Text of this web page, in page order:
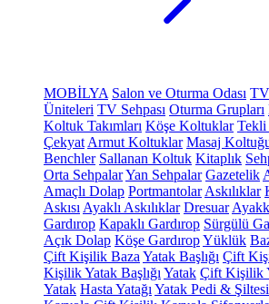
MOBİLYA Salon ve Oturma Odası TV
Üniteleri TV Sehpası Oturma Grupları
Koltuk Takımları Köşe Koltuklar Tekli
Çekyat Armut Koltuklar Masaj
Benchler Sallanan Koltuk Kitaplık
Orta SehpalarYan Sehpalar Gazetelik
Amaçlı Dolap Portmantolar Askılıklar
Askısı Ayaklı Askılıklar Dresuar
Gardırop Kapaklı Gardırop Sürgülü
Açık Dolap Köşe GardıropYüklük
Çift Kişilik Baza Yatak Başlığı Çift
Kişilik Yatak Başlığı Yatak Çift Kişilik
Yatak Hasta Yatağı Yatak Pedi & Şiltesi